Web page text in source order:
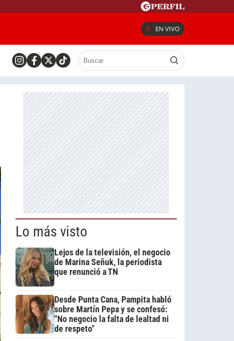
EN VIVO
Lo más visto
Lejos de la televisión, el negocio
de Marina Señuk, la periodista
que renunció a TN
Desde Punta Cana, Pampita habló
sobre Martín Pepa y se confesó:
"No negocio la falta de lealtad ni
de respeto"